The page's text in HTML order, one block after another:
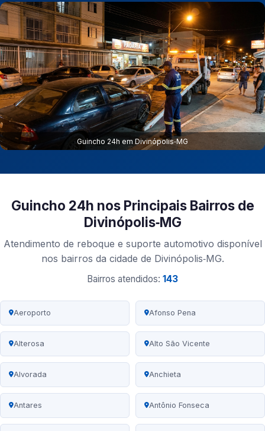
Guincho 24h em Divinópolis‑MG
Guincho 24h nos Principais Bairros de
Divinópolis‑MG
Atendimento de reboque e suporte automotivo disponível
nos bairros da cidade de Divinópolis‑MG.
Bairros atendidos: 143
Aeroporto Afonso Pena
Alterosa Alto São Vicente
Alvorada Anchieta
Antares Antônio Fonseca